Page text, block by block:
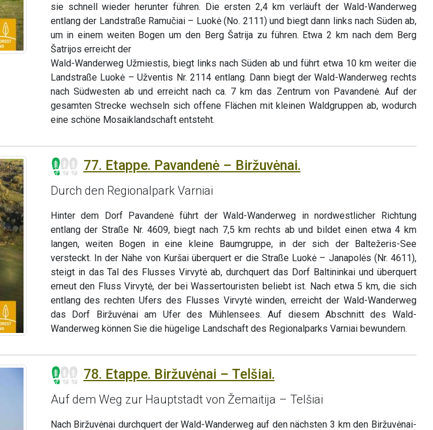
sie schnell wieder herunter führen. Die ersten 2,4 km verläuft der Wald-Wanderweg
entlang der Landstraße Ramučiai – Luokė (No. 2111) und biegt dann links nach Süden ab,
um in einem weiten Bogen um den Berg Šatrija zu führen. Etwa 2 km nach dem Berg
Šatrijos erreicht der
Wald-Wanderweg Užmiestis, biegt links nach Süden ab und führt etwa 10 km weiter die
Landstraße Luokė – Užventis Nr. 2114 entlang. Dann biegt der Wald-Wanderweg rechts
nach Südwesten ab und erreicht nach ca. 7 km das Zentrum von Pavandenė. Auf der
gesamten Strecke wechseln sich offene Flächen mit kleinen Waldgruppen ab, wodurch
eine schöne Mosaiklandschaft entsteht.
77. Etappe. Pavandenė – Biržuvėnai.
Durch den Regionalpark Varniai
Hinter dem Dorf Pavandenė führt der Wald-Wanderweg in nordwestlicher Richtung
entlang der Straße Nr. 4609, biegt nach 7,5 km rechts ab und bildet einen etwa 4 km
langen, weiten Bogen in eine kleine Baumgruppe, in der sich der Baltežeris-See
versteckt. In der Nähe von Kuršai überquert er die Straße Luokė – Janapolės (Nr. 4611),
steigt in das Tal des Flusses Virvytė ab, durchquert das Dorf Baltininkai und überquert
erneut den Fluss Virvytė, der bei Wassertouristen beliebt ist. Nach etwa 5 km, die sich
entlang des rechten Ufers des Flusses Virvytė winden, erreicht der Wald-Wanderweg
das Dorf Biržuvėnai am Ufer des Mühlensees. Auf diesem Abschnitt des Wald-
Wanderweg können Sie die hügelige Landschaft des Regionalparks Varniai bewundern.
78. Etappe. Biržuvėnai – Telšiai.
Auf dem Weg zur Hauptstadt von Žemaitija – Telšiai
Nach Biržuvėnai durchquert der Wald-Wanderweg auf den nächsten 3 km den Biržuvėnai-